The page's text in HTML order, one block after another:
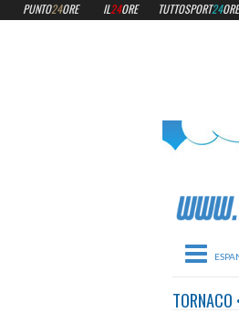
TORNACO
PUNTO24ORE IL24ORE TUTTOSPORT24ORE